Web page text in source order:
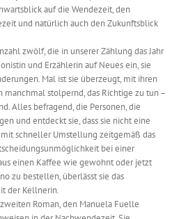
auf die Wendezeit, den
und natürlich auch den Zukunftsblick
zwölf, die in unserer Zählung das Jahr
und Erzählerin auf Neues ein, sie
Mal ist sie überzeugt, mit ihren
manchmal stolpernd, das Richtige zu tun –
Alles befragend, die Personen, die
und entdeckt sie, dass sie nicht eine
schneller Umstellung zeitgemäß das
bei einer
einen Kaffee wie gewohnt oder jetzt
zu bestellen, überlässt sie das
der Kellnerin.
Roman, den Manuela Fuelle